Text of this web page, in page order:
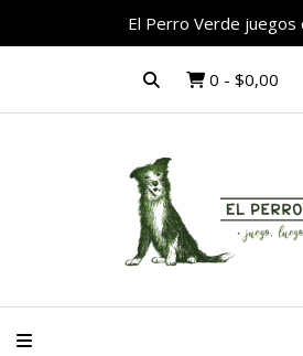
El Perro Verde juegos
0 - $0,00